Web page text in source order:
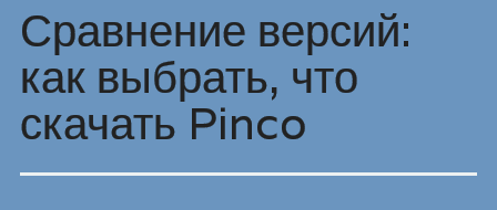
Сравнение версий:
как выбрать, что
скачать Pinco